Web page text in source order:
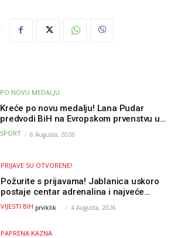
PO NOVU MEDALJU
Kreće po novu medalju! Lana Pudar
predvodi BiH na Evropskom prvenstvu u
Parizu
SPORT 6 Augusta, 2026
PRIJAVE SU OTVORENE!
Požurite s prijavama! Jablanica uskoro
postaje centar adrenalina i najveće
outdoor avanture ovog ljeta
VIJESTI BIH prviklik - 4 Augusta, 2026
PAPRENA KAZNA